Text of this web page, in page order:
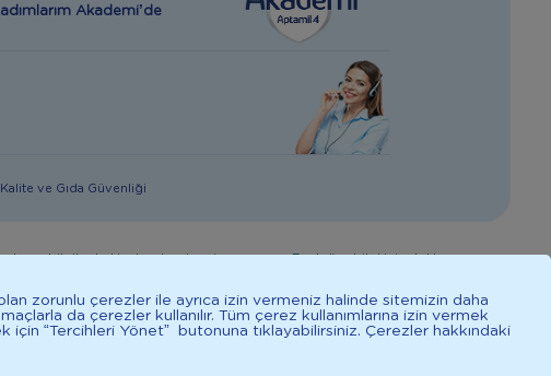
Akademi’de
Kalite ve Gıda Güvenliği
bilgiler hekim tavsiyesi yerine geçmez. En doğru bilgi için doktorunuza
zorunlu çerezler ile ayrıca izin vermeniz halinde sitemizin daha
da çerezler kullanılır. Tüm çerez kullanımlarına izin vermek
“Tercihleri Yönet” butonuna tıklayabilirsiniz. Çerezler hakkındaki